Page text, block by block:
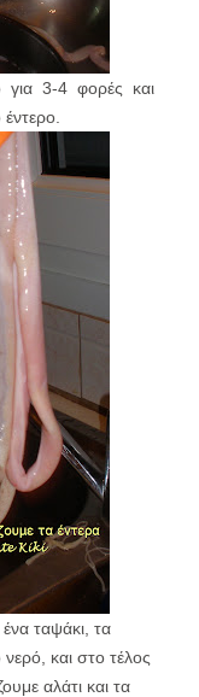
για 3-4 φορές και
ταψάκι, τα
και στο τέλος
αλάτι και τα